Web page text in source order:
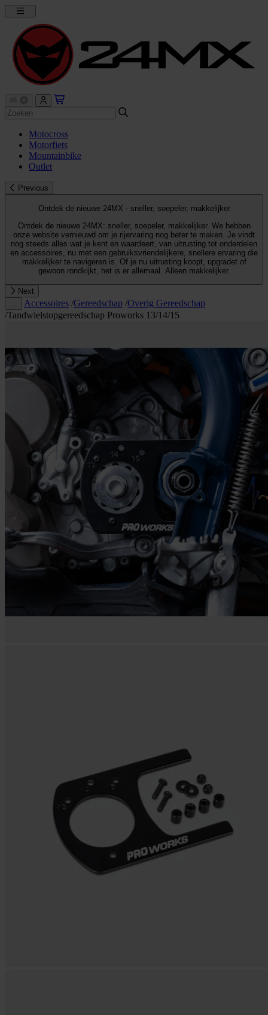
Motocross
Motorfiets
Mountainbike
Outlet
Previous
Ontdek de nieuwe 24MX - sneller, soepeler, makkelijker
Ontdek de nieuwe 24MX: sneller, soepeler, makkelijker. We hebben
onze website vernieuwd om je rijervaring nog beter te maken. Je vindt
nog steeds alles wat je kent en waardeert, van uitrusting tot onderdelen
en accessoires, nu met een gebruiksvriendelijkere, snellere ervaring die
makkelijker te navigeren is. Of je nu uitrusting koopt, upgradet of
gewoon rondkijkt, het is er allemaal. Alleen makkelijker.
Next
Accessoires /Gereedschap /Overig Gereedschap
/Tandwielstopgereedschap Proworks 13/14/15